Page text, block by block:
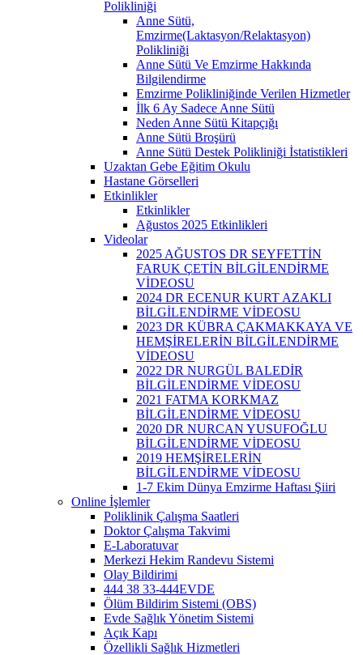
Polikliniği
Anne Sütü,
Emzirme(Laktasyon/Relaktasyon)
Polikliniği
Anne Sütü Ve Emzirme Hakkında
Bilgilendirme
Emzirme Polikliniğinde Verilen Hizmetler
İlk 6 Ay Sadece Anne Sütü
Neden Anne Sütü Kitapçığı
Anne Sütü Broşürü
Anne Sütü Destek Polikliniği İstatistikleri
Uzaktan Gebe Eğitim Okulu
Hastane Görselleri
Etkinlikler
Etkinlikler
Ağustos 2025 Etkinlikleri
Videolar
2025 AĞUSTOS DR SEYFETTİN
FARUK ÇETİN BİLGİLENDİRME
VİDEOSU
2024 DR ECENUR KURT AZAKLI
BİLGİLENDİRME VİDEOSU
2023 DR KÜBRA ÇAKMAKKAYA VE
HEMŞİRELERİN BİLGİLENDİRME
VİDEOSU
2022 DR NURGÜL BALEDİR
BİLGİLENDİRME VİDEOSU
2021 FATMA KORKMAZ
BİLGİLENDİRME VİDEOSU
2020 DR NURCAN YUSUFOĞLU
BİLGİLENDİRME VİDEOSU
2019 HEMŞİRELERİN
BİLGİLENDİRME VİDEOSU
1-7 Ekim Dünya Emzirme Haftası Şiiri
Online İşlemler
Poliklinik Çalışma Saatleri
Doktor Çalışma Takvimi
E-Laboratuvar
Merkezi Hekim Randevu Sistemi
Olay Bildirimi
444 38 33-444EVDE
Ölüm Bildirim Sistemi (OBS)
Evde Sağlık Yönetim Sistemi
Açık Kapı
Özellikli Sağlık Hizmetleri